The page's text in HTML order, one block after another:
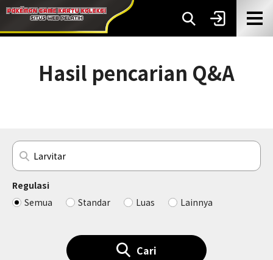
Hasil pencarian Q&A
Regulasi
Semua
Standar Luas Lainnya
Cari